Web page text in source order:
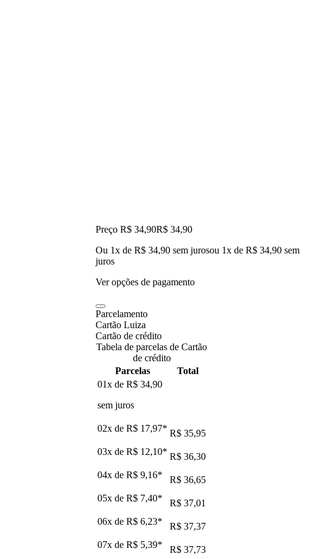
Preço R$ 34,90R$ 34,90
Ou 1x de R$ 34,90 sem jurosou 1x de R$ 34,90 sem
juros
Ver opções de pagamento
Parcelamento
Cartão Luiza
Cartão de crédito
Tabela de parcelas de Cartão
de crédito
Parcelas
Total
01x de R$ 34,90
sem juros
02x de R$ 17,97* R$ 35,95
03x de R$ 12,10* R$ 36,30
04x de R$ 9,16*
R$ 36,65
05x de R$ 7,40*
R$ 37,01
06x de R$ 6,23*
R$ 37,37
07x de R$ 5,39*
R$ 37,73